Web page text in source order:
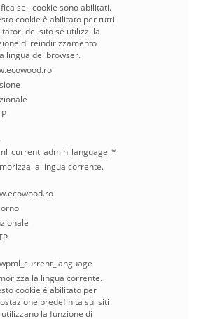
se i cookie sono abilitati.
cookie è abilitato per tutti
del sito se utilizzi la
di reindirizzamento
lingua del browser.
la lingua corrente.
la lingua corrente.
cookie è abilitato per
predefinita sui siti
la funzione di